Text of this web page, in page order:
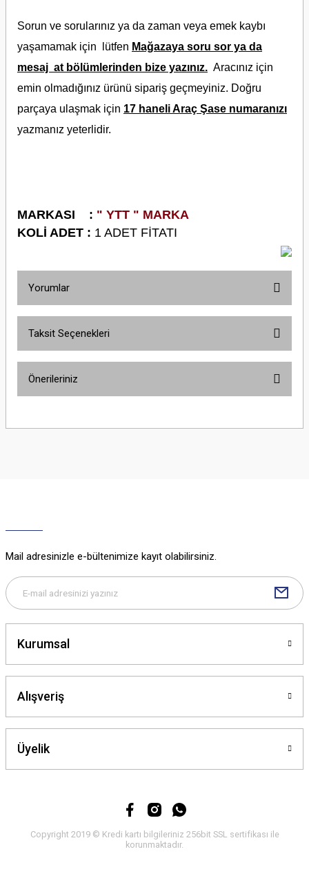
Sorun ve sorularınız ya da zaman veya emek kaybı
yaşamamak için lütfen Mağazaya soru sor ya da
mesaj at bölümlerinden bize yazınız. Aracınız için
emin olmadığınız ürünü sipariş geçmeyiniz. Doğru
parçaya ulaşmak için 17 haneli Araç Şase numaranızı
yazmanız yeterlidir.
MARKASI : " YTT " MARKA
KOLİ ADET : 1 ADET FİTATI
Yorumlar
Taksit Seçenekleri
Önerileriniz
yetersiz gördüğünüz noktaları öneri formunu kullanarak tarafımıza
Bu ürüne benzer farklı alternatifler olmalı.
Mail adresinizle e-bültenimize kayıt olabilirsiniz.
Kurumsal
Alışveriş
Üyelik
Copyright 2019 © Kredi kartı bilgileriniz 256bit SSL sertifikası ile
korunmaktadır.